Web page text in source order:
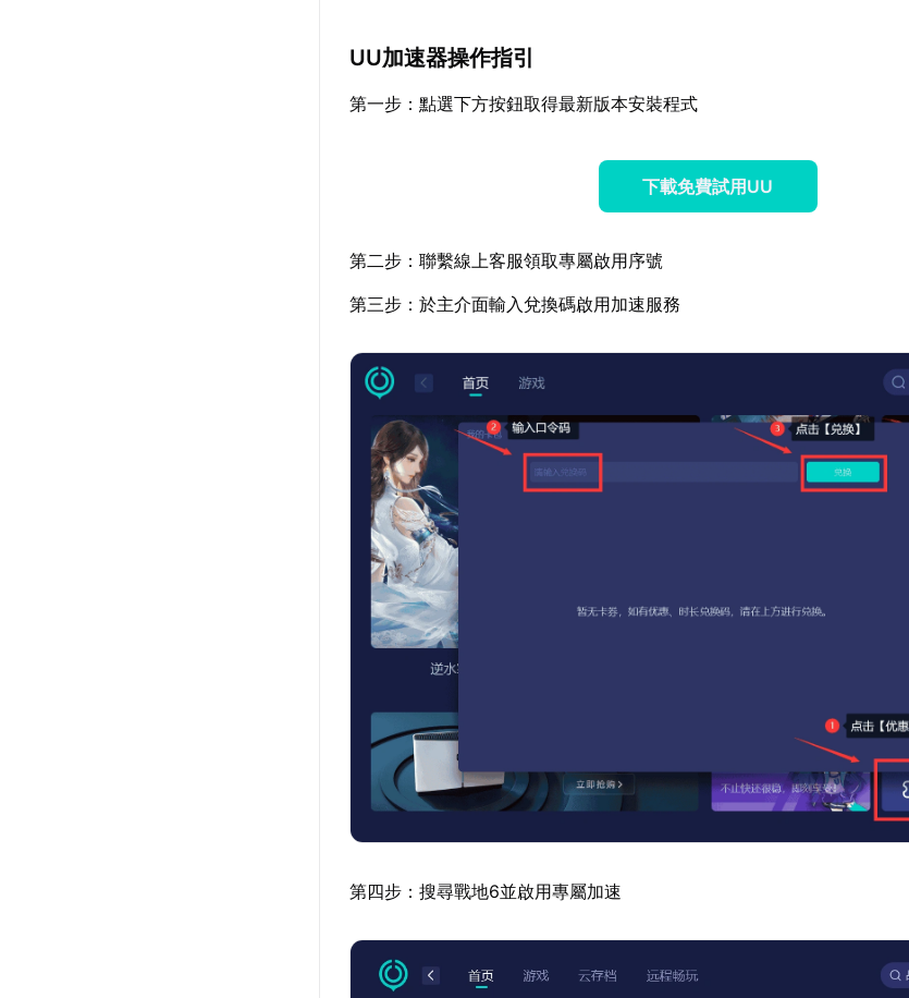
UU加速器操作指引
第一步：點選下方按鈕取得最新版本安裝程式
下載免費試用UU
第二步：聯繫線上客服領取專屬啟用序號
第三步：於主介面輸入兌換碼啟用加速服務
第四步：搜尋戰地6並啟用專屬加速